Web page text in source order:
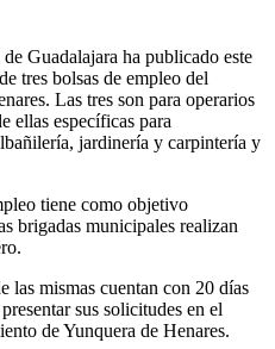
Guadalajara ha publicado este
tres bolsas de empleo del
Las tres son para operarios
ellas específicas para
jardinería y carpintería y
tiene como objetivo
brigadas municipales realizan
las mismas cuentan con 20 días
sus solicitudes en el
de Yunquera de Henares.